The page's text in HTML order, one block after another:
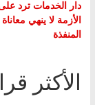
دار الخدمات ترد
الأزمة لا ينهي
المنفذة
الأكثر